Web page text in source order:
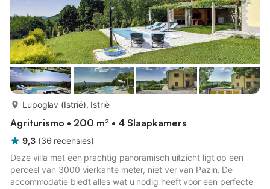
Lupoglav (Istrië), Istrië
Agriturismo • 200 m² • 4 Slaapkamers
9,3 (36 recensies)
Deze villa met een prachtig panoramisch uitzicht ligt op een
perceel van 3000 vierkante meter, niet ver van Pazin. De
accommodatie biedt alles wat u nodig heeft voor een perfecte